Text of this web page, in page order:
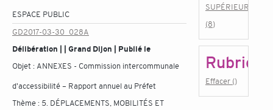
ESPACE PUBLIC
GD2017-03-30_028A
Délibération | | Grand Dijon | Publié le
Objet : ANNEXES - Commission intercommunale
d'accessibilité – Rapport annuel au Préfet
Thème : 5. DÉPLACEMENTS, MOBILITÉS ET
SUPÉRIEUR
(8)
Rubrique
Effacer ()